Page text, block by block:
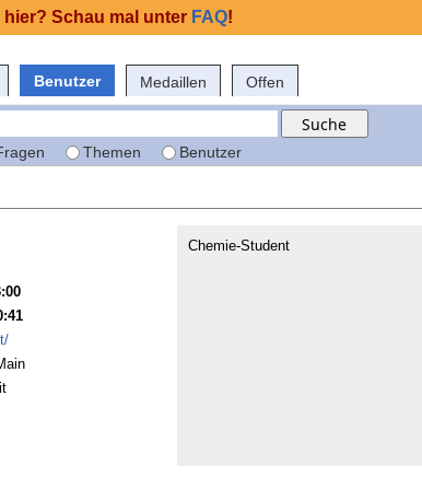
Benutzer Medaillen Offen
Themen Benutzer
Chemie-Student
Schau mal unter FAQ!